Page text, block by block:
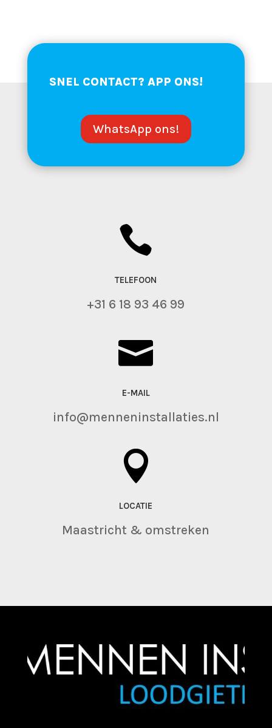
SNEL CONTACT? APP ONS!
WhatsApp ons!

TELEFOON
+31 6 18 93 46 99

E-MAIL
info@menneninstallaties.nl

LOCATIE
Maastricht & omstreken